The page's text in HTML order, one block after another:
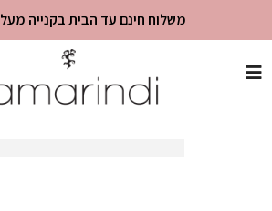
שִׂים
משלוח חינם עד הבית בקנייה מעל 500 ש״ח